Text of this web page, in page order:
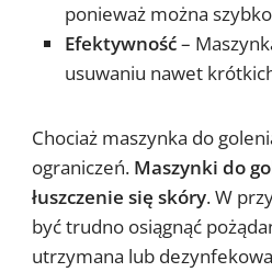
ponieważ można
Efektywność–
usuwaniu nawet
Chociaż maszynka do
ograniczeń. Maszynki do
łuszczenie się skóry. W
być trudno osiągnąć
utrzymana lub